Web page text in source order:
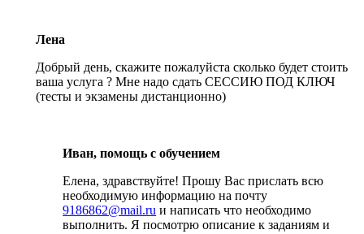
Лена
Добрый день, скажите пожалуйста сколько будет стоить
ваша услуга ? Мне надо сдать СЕССИЮ ПОД КЛЮЧ
(тесты и экзамены дистанционно)
Иван, помощь с обучением
Елена, здравствуйте! Прошу Вас прислать всю
необходимую информацию на почту
9186862@mail.ru и написать что необходимо
выполнить. Я посмотрю описание к заданиям и